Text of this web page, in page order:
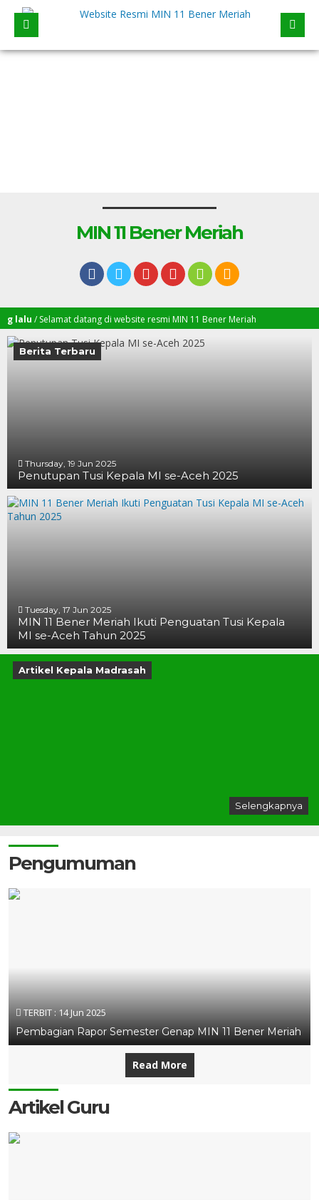
MIN 11 Bener Meriah
/ Selamat datang di website resmi MIN 11 Bener Meriah
Berita Terbaru
Thursday, 19 Jun 2025
Penutupan Tusi Kepala MI se-Aceh 2025
Tuesday, 17 Jun 2025
MIN 11 Bener Meriah Ikuti Penguatan Tusi Kepala
MI se-Aceh Tahun 2025
Artikel Kepala Madrasah
Selengkapnya
Pengumuman
TERBIT : 14 Jun 2025
Pembagian Rapor Semester Genap MIN 11 Bener Meriah
Read More
Artikel Guru